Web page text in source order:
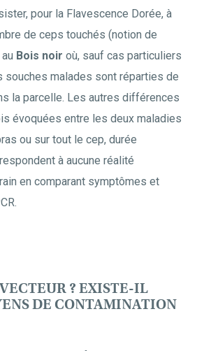
pour la Flavescence Dorée, à
de ceps touchés (notion de
Bois noir où, sauf cas particuliers
malades sont réparties de
la parcelle. Les autres différences
évoquées entre les deux maladies
ou sur tout le cep, durée
à aucune réalité
en comparant symptômes et
? EXISTE-IL
DE CONTAMINATION